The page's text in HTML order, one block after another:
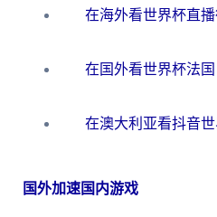
国外加速国内游戏